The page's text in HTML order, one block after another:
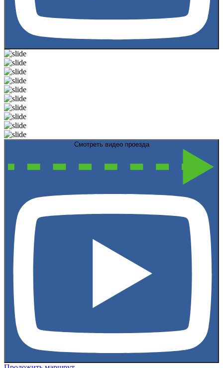
Смотреть видео проезда